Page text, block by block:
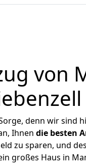
von
denn wir sind
Ihnen die besten
zu sparen, und
großes Haus in